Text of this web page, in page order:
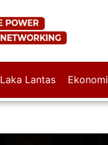
Laka Lantas Ekonomi